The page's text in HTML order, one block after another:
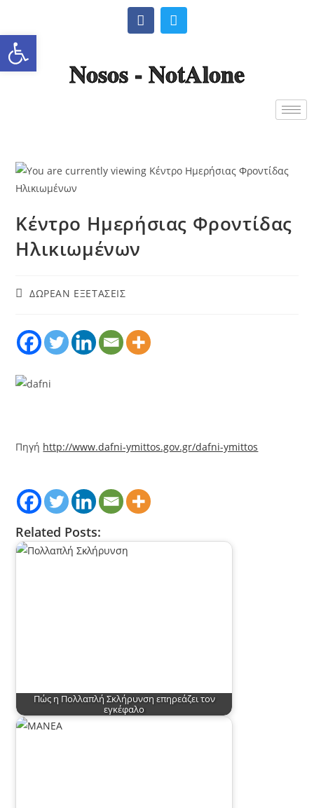
Nosos - NotAlone
Κέντρο Ημερήσιας Φροντίδας
Ηλικιωμένων
ΔΩΡΕΑΝ ΕΞΕΤΑΣΕΙΣ
Πηγή http://www.dafni-ymittos.gov.gr/dafni-ymittos
Related Posts:
Πώς η Πολλαπλή Σκλήρυνση επηρεάζει τον
εγκέφαλο
Ανοίξτε τη γραμμή